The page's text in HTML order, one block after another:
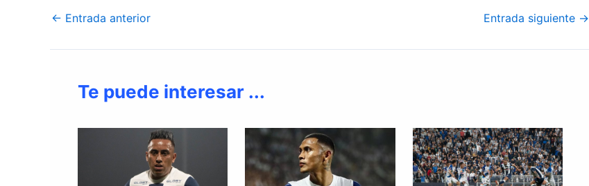
← Entrada anterior Entrada siguiente →
Te puede interesar ...